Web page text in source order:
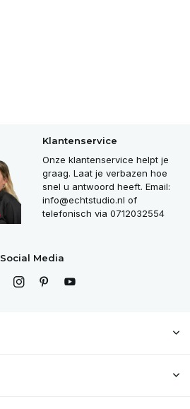
Klantenservice
Onze klantenservice helpt je
graag. Laat je verbazen hoe
snel u antwoord heeft. Email:
info@echtstudio.nl of
telefonisch via 0712032554
Social Media